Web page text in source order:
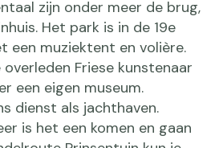
zijn onder meer de brug,
Het park is in de 19e
een muziektent en volière.
Friese kunstenaar
een eigen museum.
dienst als jachthaven.
is het een komen en gaan